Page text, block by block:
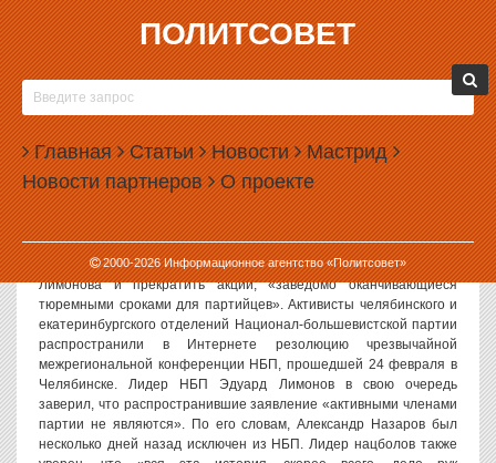
ПОЛИТСОВЕТ
Главная Статьи Новости Мастрид
Новости партнеров О проекте
2000-2026Информационное агентство «Политсовет»
28.02.2006, 09:12
НАЦБОЛЫ ПРЕДАЛИ ЭДУАРДА ЛИМОНОВА
Политсовет, 28.02.06. Нацболы, не согласные с политическим
курсом своего лидера Эдуарда Лимонова, предприняли
очередную попытку отстранить его от руководства Национал-
большевистской партией. Сам Лимонов назвал инициативу
раскольников провокацией ФСБ.
Накануне несколько членов региональных отделений НБП
потребовали отстранить от руководства партией Эдуарда
Лимонова и прекратить акции, «заведомо оканчивающиеся
тюремными сроками для партийцев». Активисты челябинского и
екатеринбургского отделений Национал-большевистской партии
распространили в Интернете резолюцию чрезвычайной
межрегиональной конференции НБП, прошедшей 24 февраля в
Челябинске. Лидер НБП Эдуард Лимонов в свою очередь
заверил, что распространившие заявление «активными членами
партии не являются». По его словам, Александр Назаров был
несколько дней назад исключен из НБП. Лидер нацболов также